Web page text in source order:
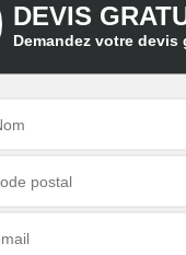
Démoussage de
DEVIS
Demandez votre devis